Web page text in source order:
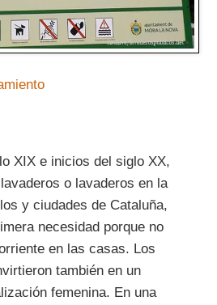
XIX e inicios del siglo XX,
o lavaderos en la
y ciudades de Cataluña,
necesidad porque no
en las casas. Los
también en un
femenina. En una